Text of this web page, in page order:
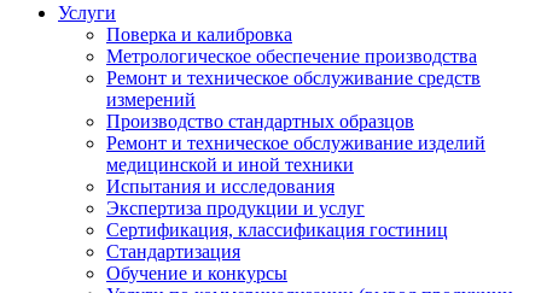
Услуги
Поверка и калибровка
Метрологическое обеспечение производства
Ремонт и техническое обслуживание средств
измерений
Производство стандартных образцов
Ремонт и техническое обслуживание изделий
медицинской и иной техники
Испытания и исследования
Экспертиза продукции и услуг
Сертификация, классификация гостиниц
Стандартизация
Обучение и конкурсы